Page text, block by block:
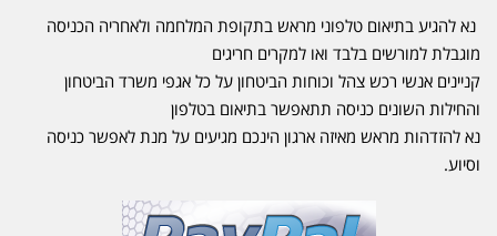
נא להגיע בתיאום טלפוני מראש בתקופת המלחמה ולאחריה הכניסה
מוגבלת למורשים בלבד ואו למקרים חריגים
קניינים אנשי רכש צהל וכוחות הביטחון על כל אגפי משרד הביטחון
והחילות השונים כניסה תתאפשר בתיאום בטלפון
נא להזדהות מראש מאיזה ארגון הינכם מגיעים על מנת לאפשר כניסה
וסיוע.